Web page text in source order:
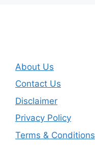
About Us
Contact Us
Disclaimer
Privacy Policy
Terms & Conditions